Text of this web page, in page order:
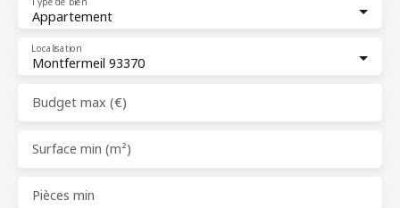
Appartement
Montfermeil 93370
Localisation
Budget max (€)
Surface min (m²)
Pièces min